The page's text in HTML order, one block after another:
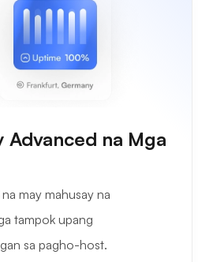
Advanced na Mga
may mahusay na
tampok upang
sa pagho-host.